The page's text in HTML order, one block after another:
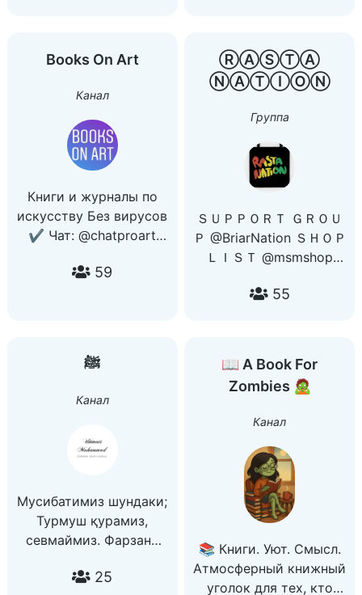
@BooksCloudBot
Books On Art
Канал
Книги и журналы по
искусству Без вирусов
✔️ Чат: @chatproart
art in these languages
Italian #бг Bulgarian #pl
#eng
59
ⓇⒶⓈⓉⒶ
ⓃⒶⓉⒾⓄⓃ
Группа
ＳＵＰＰＯＲＴ ＧＲＯＵ
Ｐ @BriarNation ＳＨＯＰ
ＬＩＳＴ @msmshop
@roLLermdnew2
@BTCBOSSMD ＯＴＨＥ
Ｒ ＧＲＯＵＰＳ
@drugexshop
@nationdeep
55
ﷺ
Канал
Мусибатимиз шундаки;
Турмуш қурамиз,
севмаймиз. Фарзанд
бермаймиз. Бино
25
📖 A Book For
Zombies 🧟
Канал
📚 Книги. Уют. Смысл.
Атмосферный книжный
уголок для тех, кто